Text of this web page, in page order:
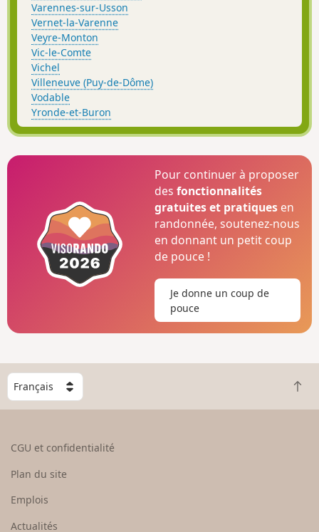
Varennes-sur-Usson
Vernet-la-Varenne
Veyre-Monton
Vic-le-Comte
Vichel
Villeneuve (Puy-de-Dôme)
Vodable
Yronde-et-Buron
Pour continuer à proposer
desfonctionnalités
gratuites et pratiques en
randonnée, soutenez-nous
en donnant un petit coup
de pouce !
Je donne un coup de
pouce
C
h
o
e
u
R
e
CGU et confidentialité
Plan du site
Emplois
Actualités